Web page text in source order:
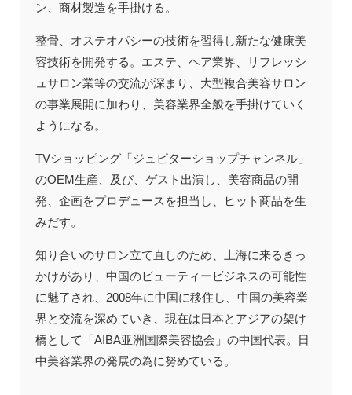
ン、商材製造を手掛ける。
整骨、オステオパシーの技術を習得し新たな健康美
容技術を開発する。エステ、ヘア業界、リフレッシ
ュサロン業等の交流が深まり、大型複合美容サロン
の事業展開に加わり、美容業界全般を手掛けていく
ようになる。
TVショッピング「ジュピターショップチャンネル」
のOEM生産、及び、ゲスト出演し、美容商品の開
発、企画をプロデュースを担当し、ヒット商品を生
みだす。
知り合いのサロン立て直しのため、上海に来るきっ
かけがあり、中国のビューティービジネスの可能性
に魅了され、2008年に中国に移住し、中国の美容業
界と交流を深めていき、現在は日本とアジアの架け
橋として「AIBA亚洲国際美容協会」の中国代表。日
中美容業界の発展の為に努めている。